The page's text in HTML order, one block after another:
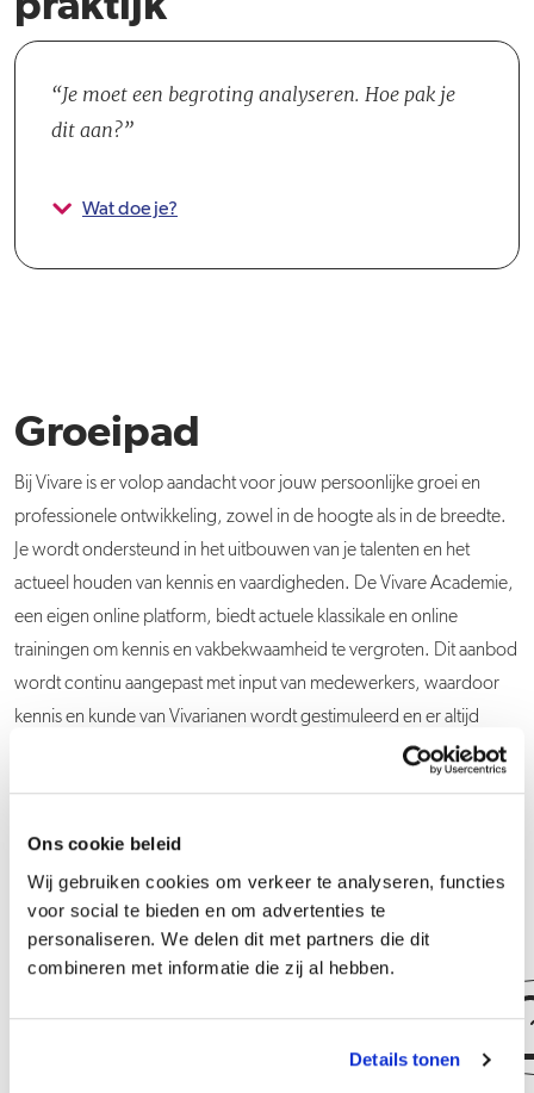
Ons cookie beleid
Wij gebruiken cookies om verkeer te analyseren, functies
voor social te bieden en om advertenties te
personaliseren. We delen dit met partners die dit
combineren met informatie die zij al hebben.
Details tonen
Je moet een begroting analyseren. Hoe pak je
dit aan?
Wat doe je?
Groeipad
Bij Vivare is er volop aandacht voor jouw persoonlijke groei en
professionele ontwikkeling, zowel in de hoogte als in de breedte.
Je wordt ondersteund in het uitbouwen van je talenten en het
actueel houden van kennis en vaardigheden. De Vivare Academie,
een eigen online platform, biedt actuele klassikale en online
trainingen om kennis en vakbekwaamheid te vergroten. Dit aanbod
wordt continu aangepast met input van medewerkers, waardoor
kennis en kunde van Vivarianen wordt gestimuleerd en er altijd
ruimte is voor groei. Daarnaast krijgen ook jonge talenten bij Vivare
leerzame en gezellige activiteiten, waarbij netwerken en
kennisdeling centraal staan.